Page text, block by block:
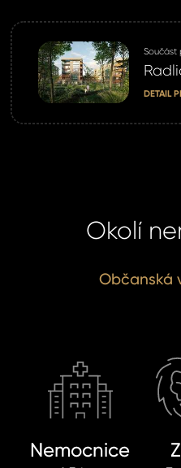
Součást
DETAIL
Okolí
Občanská
Nemocnice